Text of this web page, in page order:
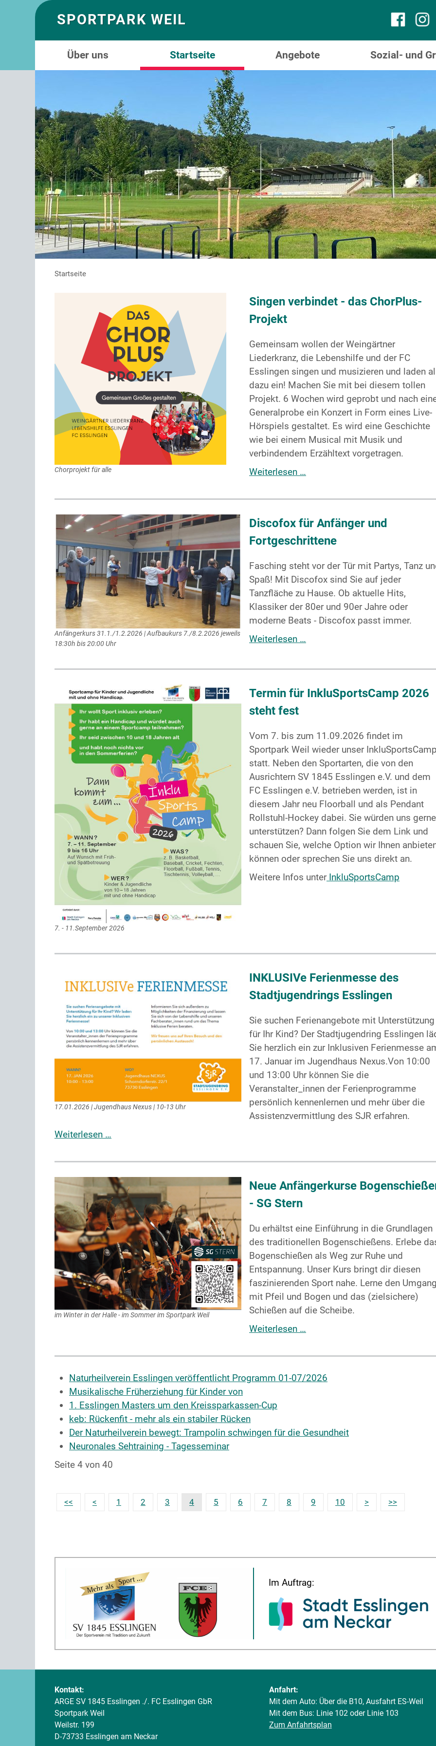
SPORTPARK WEIL
Über uns Startseite Angebote Sozial- und
Startseite
Chorprojekt für alle
Singen verbindet - das ChorPlus-
Projekt
Gemeinsam wollen der Weingärtner
Liederkranz, die Lebenshilfe und der FC
Esslingen singen und musizieren und laden
dazu ein! Machen Sie mit bei diesem tollen
Projekt. 6 Wochen wird geprobt und nach
Generalprobe ein Konzert in Form eines Live-
Hörspiels gestaltet. Es wird eine Geschichte
wie bei einem Musical mit Musik und
verbindendem Erzähltext vorgetragen.
Weiterlesen …
Anfängerkurs 31.1./1.2.2026 | Aufbaukurs 7./8.2.2026 jeweils
18:30h bis 20:00 Uhr
Discofox für Anfänger und
Fortgeschrittene
Fasching steht vor der Tür mit Partys, Tanz
Spaß! Mit Discofox sind Sie auf jeder
Tanzfläche zu Hause. Ob aktuelle Hits,
Klassiker der 80er und 90er Jahre oder
moderne Beats - Discofox passt immer.
Weiterlesen …
7. - 11.September 2026
Termin für InkluSportsCamp 2026
steht fest
Vom 7. bis zum 11.09.2026 findet im
Sportpark Weil wieder unser
statt. Neben den Sportarten, die von den
Ausrichtern SV 1845 Esslingen e.V. und dem
FC Esslingen e.V. betrieben werden, ist in
diesem Jahr neu Floorball und als Pendant
Rollstuhl-Hockey dabei. Sie würden uns gerne
unterstützen? Dann folgen Sie dem Link und
schauen Sie, welche Option wir Ihnen
können oder sprechen Sie uns direkt an.
Weitere Infos unter InkluSportsCamp
17.01.2026 | Jugendhaus Nexus | 10-13 Uhr
INKLUSIVe Ferienmesse des
Stadtjugendrings Esslingen
Sie suchen Ferienangebote mit Unterstützung
für Ihr Kind? Der Stadtjugendring Esslingen
Sie herzlich ein zur Inklusiven Ferienmesse
17. Januar im Jugendhaus Nexus.Von 10:00
und 13:00 Uhr können Sie die
Veranstalter_innen der Ferienprogramme
persönlich kennenlernen und mehr über die
Assistenzvermittlung des SJR erfahren.
Weiterlesen …
im Winter in der Halle - im Sommer im Sportpark Weil
Neue Anfängerkurse
- SG Stern
Du erhältst eine Einführung in die Grundlagen
des traditionellen Bogenschießens. Erlebe
Bogenschießen als Weg zur Ruhe und
Entspannung. Unser Kurs bringt dir diesen
faszinierenden Sport nahe. Lerne den
mit Pfeil und Bogen und das (zielsichere)
Schießen auf die Scheibe.
Weiterlesen …
Naturheilverein Esslingen veröffentlicht Programm 01-07/2026
Musikalische Früherziehung für Kinder von
1. Esslingen Masters um den Kreissparkassen-Cup
keb: Rückenfit - mehr als ein stabiler Rücken
Der Naturheilverein bewegt: Trampolin schwingen für die Gesundheit
Neuronales Sehtraining - Tagesseminar
Seite 4 von 40
1 2 3 4 5 6 7 8 9 10
Im Auftrag:
Kontakt:
ARGE SV 1845 Esslingen ./. FC Esslingen GbR
Sportpark Weil
Weilstr. 199
D-73733 Esslingen am Neckar
Anfahrt:
Mit dem Auto: Über die B10, Ausfahrt ES-Weil
Mit dem Bus: Linie 102 oder Linie 103
Zum Anfahrtsplan